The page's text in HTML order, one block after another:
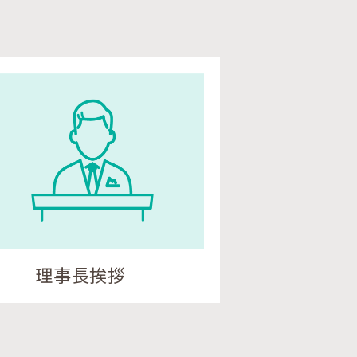
理事長挨拶